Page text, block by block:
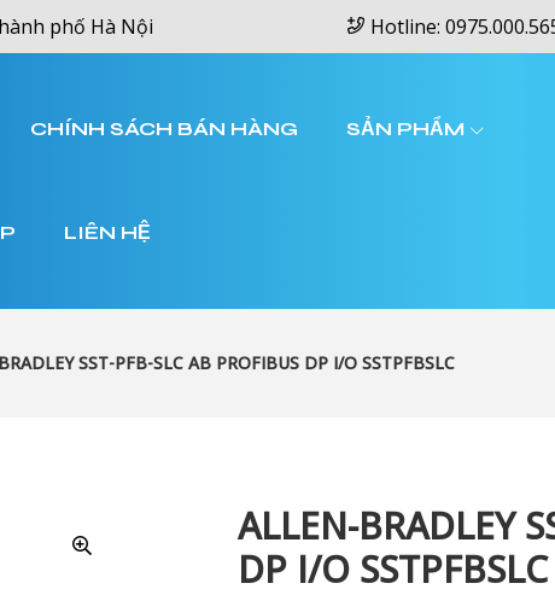
phố Hà Nội Hotline:
CHÍNH SÁCH BÁN HÀNG SẢN PHẨM
LIÊN HỆ
SST-PFB-SLC AB PROFIBUS DP I/O SSTPFBSLC
ALLEN-BRADLEY
DP I/O SSTPFBSLC